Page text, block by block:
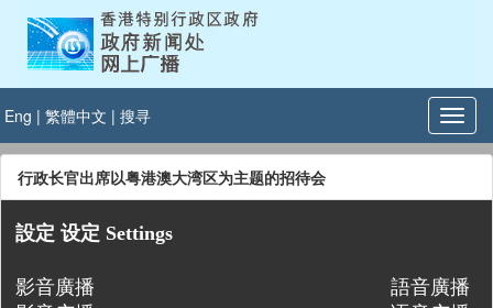
Eng | 繁體中文 | 搜寻
行政长官出席以粤港澳大湾区为主题的招待会